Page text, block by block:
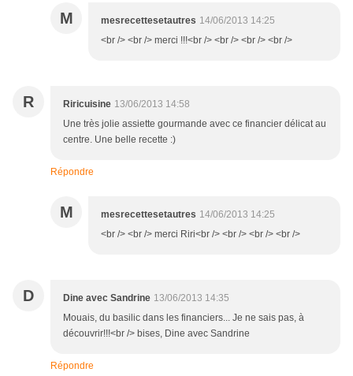
M mesrecettesetautres 14/06/2013 14:25
<br /> <br /> merci !!!<br /> <br /> <br /> <br />
R Riricuisine 13/06/2013 14:58
Une très jolie assiette gourmande avec ce financier délicat au
centre. Une belle recette :)
Répondre
M mesrecettesetautres 14/06/2013 14:25
<br /> <br /> merci Riri<br /> <br /> <br /> <br />
D Dine avec Sandrine 13/06/2013 14:35
Mouais, du basilic dans les financiers... Je ne sais pas, à
découvrir!!!<br /> bises, Dine avec Sandrine
Répondre